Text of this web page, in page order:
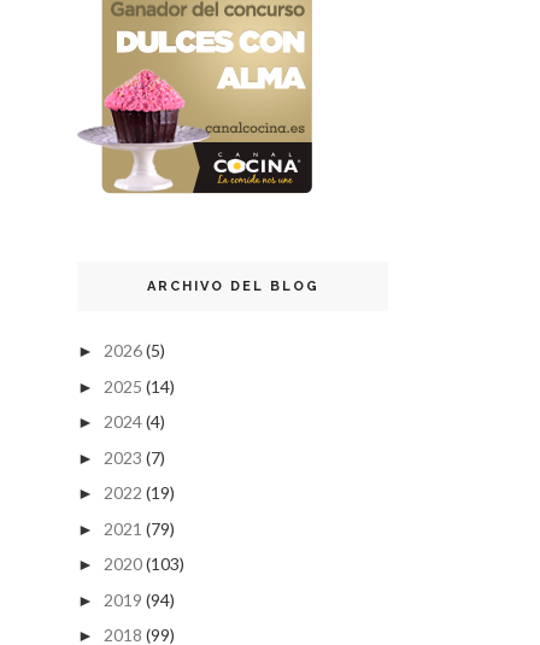
ARCHIVO DEL BLOG
► 2026(5)
► 2025 (14)
► 2024(4)
► 2023 (7)
► 2022 (19)
► 2021 (79)
► 2020(103)
► 2019 (94)
► 2018 (99)